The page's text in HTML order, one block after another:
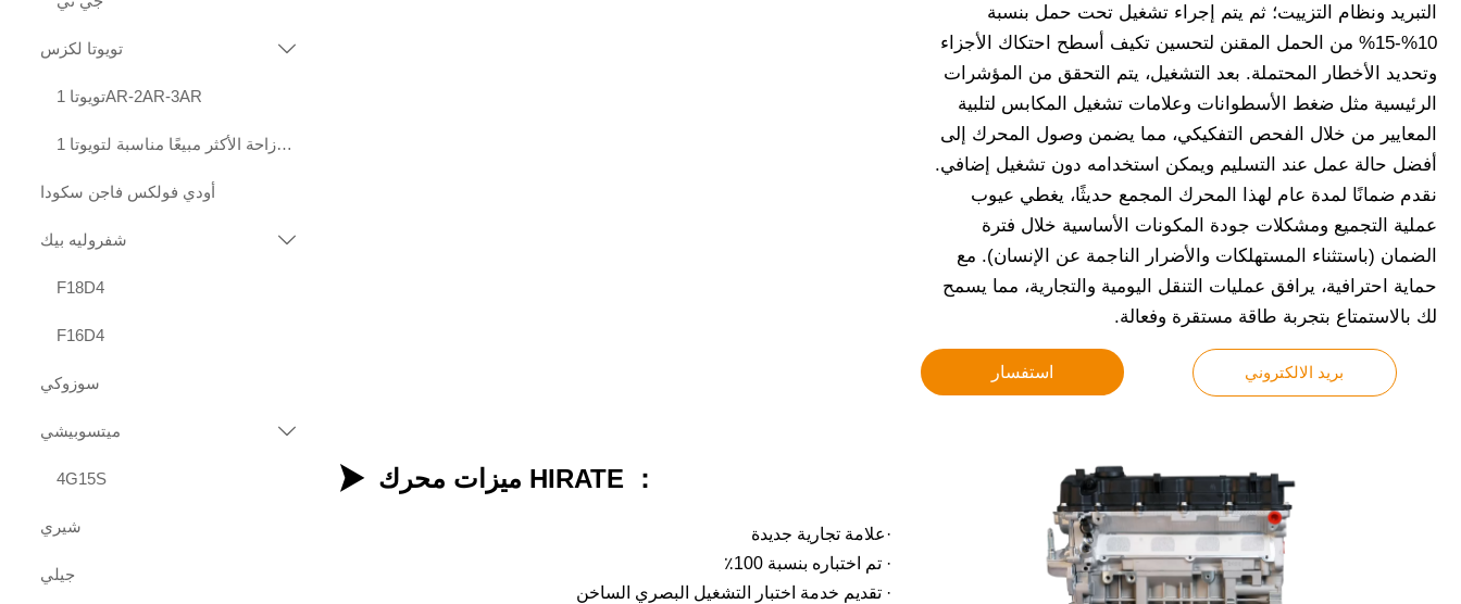
تويوتا لكزس 
تويوتا 1AR-2AR-3AR
محركات عالية الجودة قياسية الإزاحة الأكثر مبيعًا مناسبة لتويوتا 1KD 2KD
أودي فولكس فاجن سكودا
شفروليه بيك 
F18D4
F16D4
سوزوكي
ميتسوبيشي 
4G15S
شيري
جيلي
التبريد ونظام التزييت؛ ثم يتم إجراء تشغيل تحت حمل بنسبة
10%-15% من الحمل المقنن لتحسين تكيف أسطح احتكاك الأجزاء
وتحديد الأخطار المحتملة. بعد التشغيل، يتم التحقق من المؤشرات
الرئيسية مثل ضغط الأسطوانات وعلامات تشغيل المكابس لتلبية
المعايير من خلال الفحص التفكيكي، مما يضمن وصول المحرك إلى
أفضل حالة عمل عند التسليم ويمكن استخدامه دون تشغيل إضافي.
نقدم ضمانًا لمدة عام لهذا المحرك المجمع حديثًا، يغطي عيوب
عملية التجميع ومشكلات جودة المكونات الأساسية خلال فترة
الضمان (باستثناء المستهلكات والأضرار الناجمة عن الإنسان). مع
حماية احترافية، يرافق عمليات التنقل اليومية والتجارية، مما يسمح
لك بالاستمتاع بتجربة طاقة مستقرة وفعالة.
استفسار بريد الالكتروني
 ميزات محرك HIRATE ：
·علامة تجارية جديدة
· تم اختباره بنسبة 100٪
· تقديم خدمة اختبار التشغيل البصري الساخن